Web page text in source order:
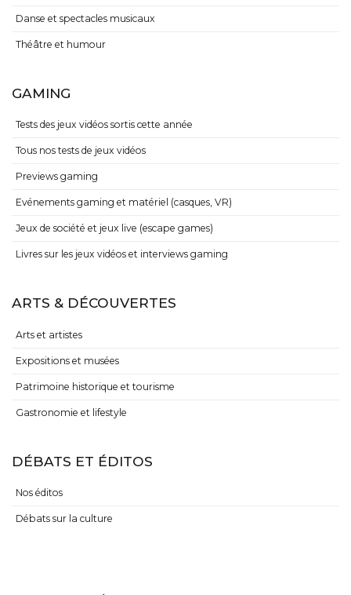
Danse et spectacles musicaux
Théâtre et humour
GAMING
Tests des jeux vidéos sortis cette année
Tous nos tests de jeux vidéos
Previews gaming
Evénements gaming et matériel (casques, VR)
Jeux de société et jeux live (escape games)
Livres sur les jeux vidéos et interviews gaming
ARTS & DÉCOUVERTES
Arts et artistes
Expositions et musées
Patrimoine historique et tourisme
Gastronomie et lifestyle
DÉBATS ET ÉDITOS
Nos éditos
Débats sur la culture